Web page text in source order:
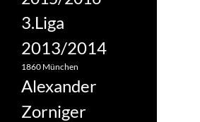
3.Liga
2013/2014
1860 München
Alexander
Zorniger